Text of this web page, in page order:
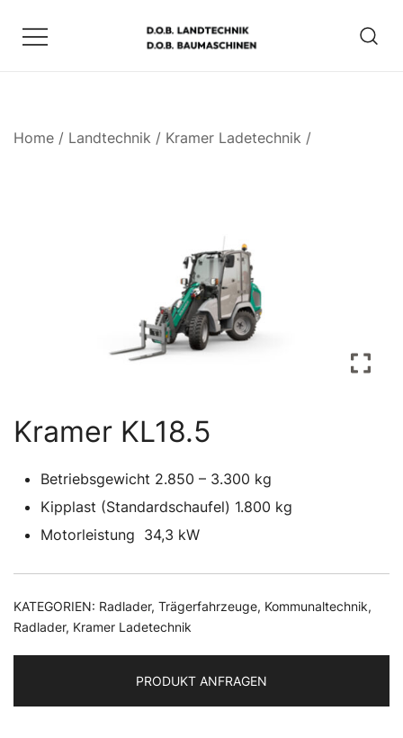
Inhalt
Home / Landtechnik / Kramer Ladetechnik /
Kramer KL18.5
Betriebsgewicht 2.850 – 3.300 kg
Kipplast (Standardschaufel) 1.800 kg
Motorleistung 34,3 kW
KATEGORIEN: Radlader, Trägerfahrzeuge, Kommunaltechnik,
Radlader, Kramer Ladetechnik
PRODUKT ANFRAGEN